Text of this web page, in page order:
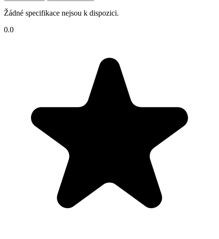
Žádné specifikace nejsou k dispozici.
0.0